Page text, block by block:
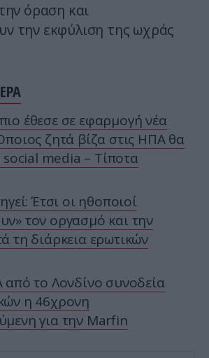
όραση και
την εκφύλιση της ωχράς
έθεσε σε εφαρμογή νέα
ζητά βίζα στις ΗΠΑ θα
social media – Τίποτα
Έτσι οι ηθοποιοί
τον οργασμό και την
τη διάρκεια ερωτικών
από το Λονδίνο συνοδεία
η 46χρονη
για την Marfin